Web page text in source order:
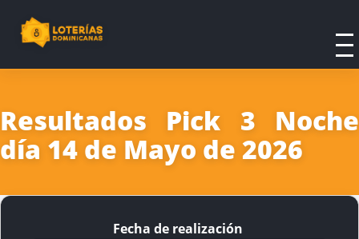
Resultados Pick 3 Noche
día 14 de Mayo de 2026
Fecha de realización